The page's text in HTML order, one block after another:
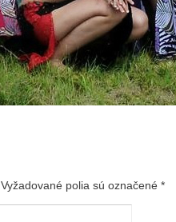
Vyžadované polia sú označené *